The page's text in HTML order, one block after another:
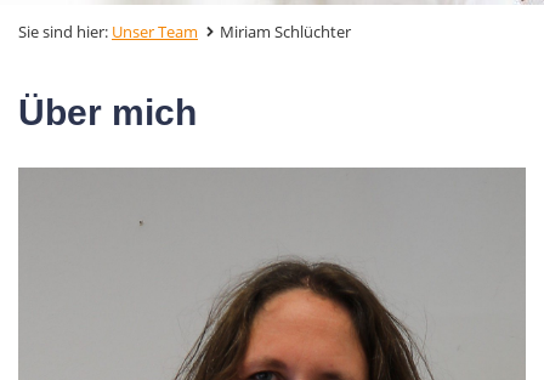
Sie sind hier: Unser Team Miriam Schlüchter
Über mich